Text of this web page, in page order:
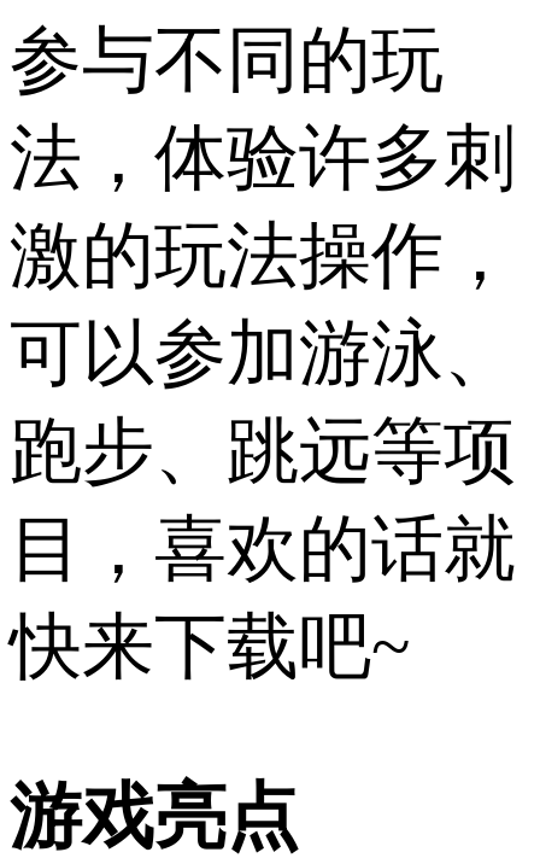
参与不同的玩
法，体验许多刺
激的玩法操作，
可以参加游泳、
跑步、跳远等项
目，喜欢的话就
快来下载吧~
游戏亮点